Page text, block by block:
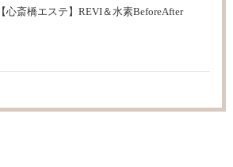
【心斎橋エステ】REVI＆水素BeforeAfter